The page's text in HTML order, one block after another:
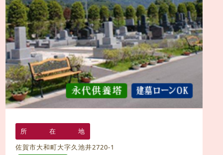
所 在
地
佐賀市大和町大字久池井2720-1